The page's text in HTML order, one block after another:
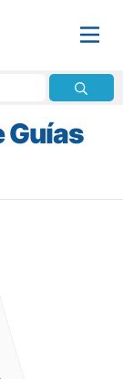
Guías